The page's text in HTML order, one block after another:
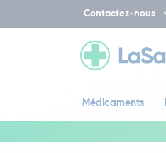
Contactez-nous
Médicaments